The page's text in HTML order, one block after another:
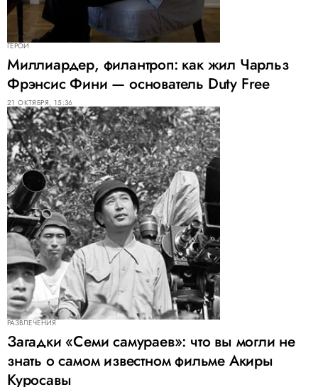
ГЕРОИ
Миллиардер, филантроп: как жил Чарльз
Фрэнсис Фини — основатель Duty Free
21 ОКТЯБРЯ, 15:36
РАЗВЛЕЧЕНИЯ
Загадки «Семи самураев»: что вы могли не
знать о самом известном фильме Акиры
Куросавы